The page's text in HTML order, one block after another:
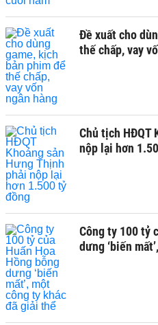
Đề xuất cho
thế chấp, vay
Chủ tịch HĐQT
nộp lại hơn
Công ty 100 tỷ
dưng ‘biến